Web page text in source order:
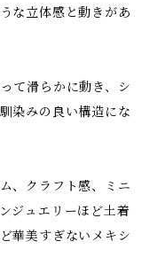
な立体感と動きがあ
て滑らかに動き、シ
染みの良い構造にな
、クラフト感、ミニ
ジュエリーほど土着
華美すぎないメキシ